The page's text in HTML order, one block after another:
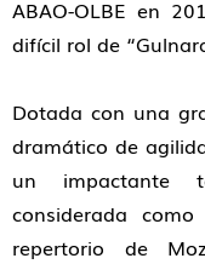
ABAO-OLBE en
difícil rol de
Dotada con una
dramático de
un impactante
considerada
repertorio de